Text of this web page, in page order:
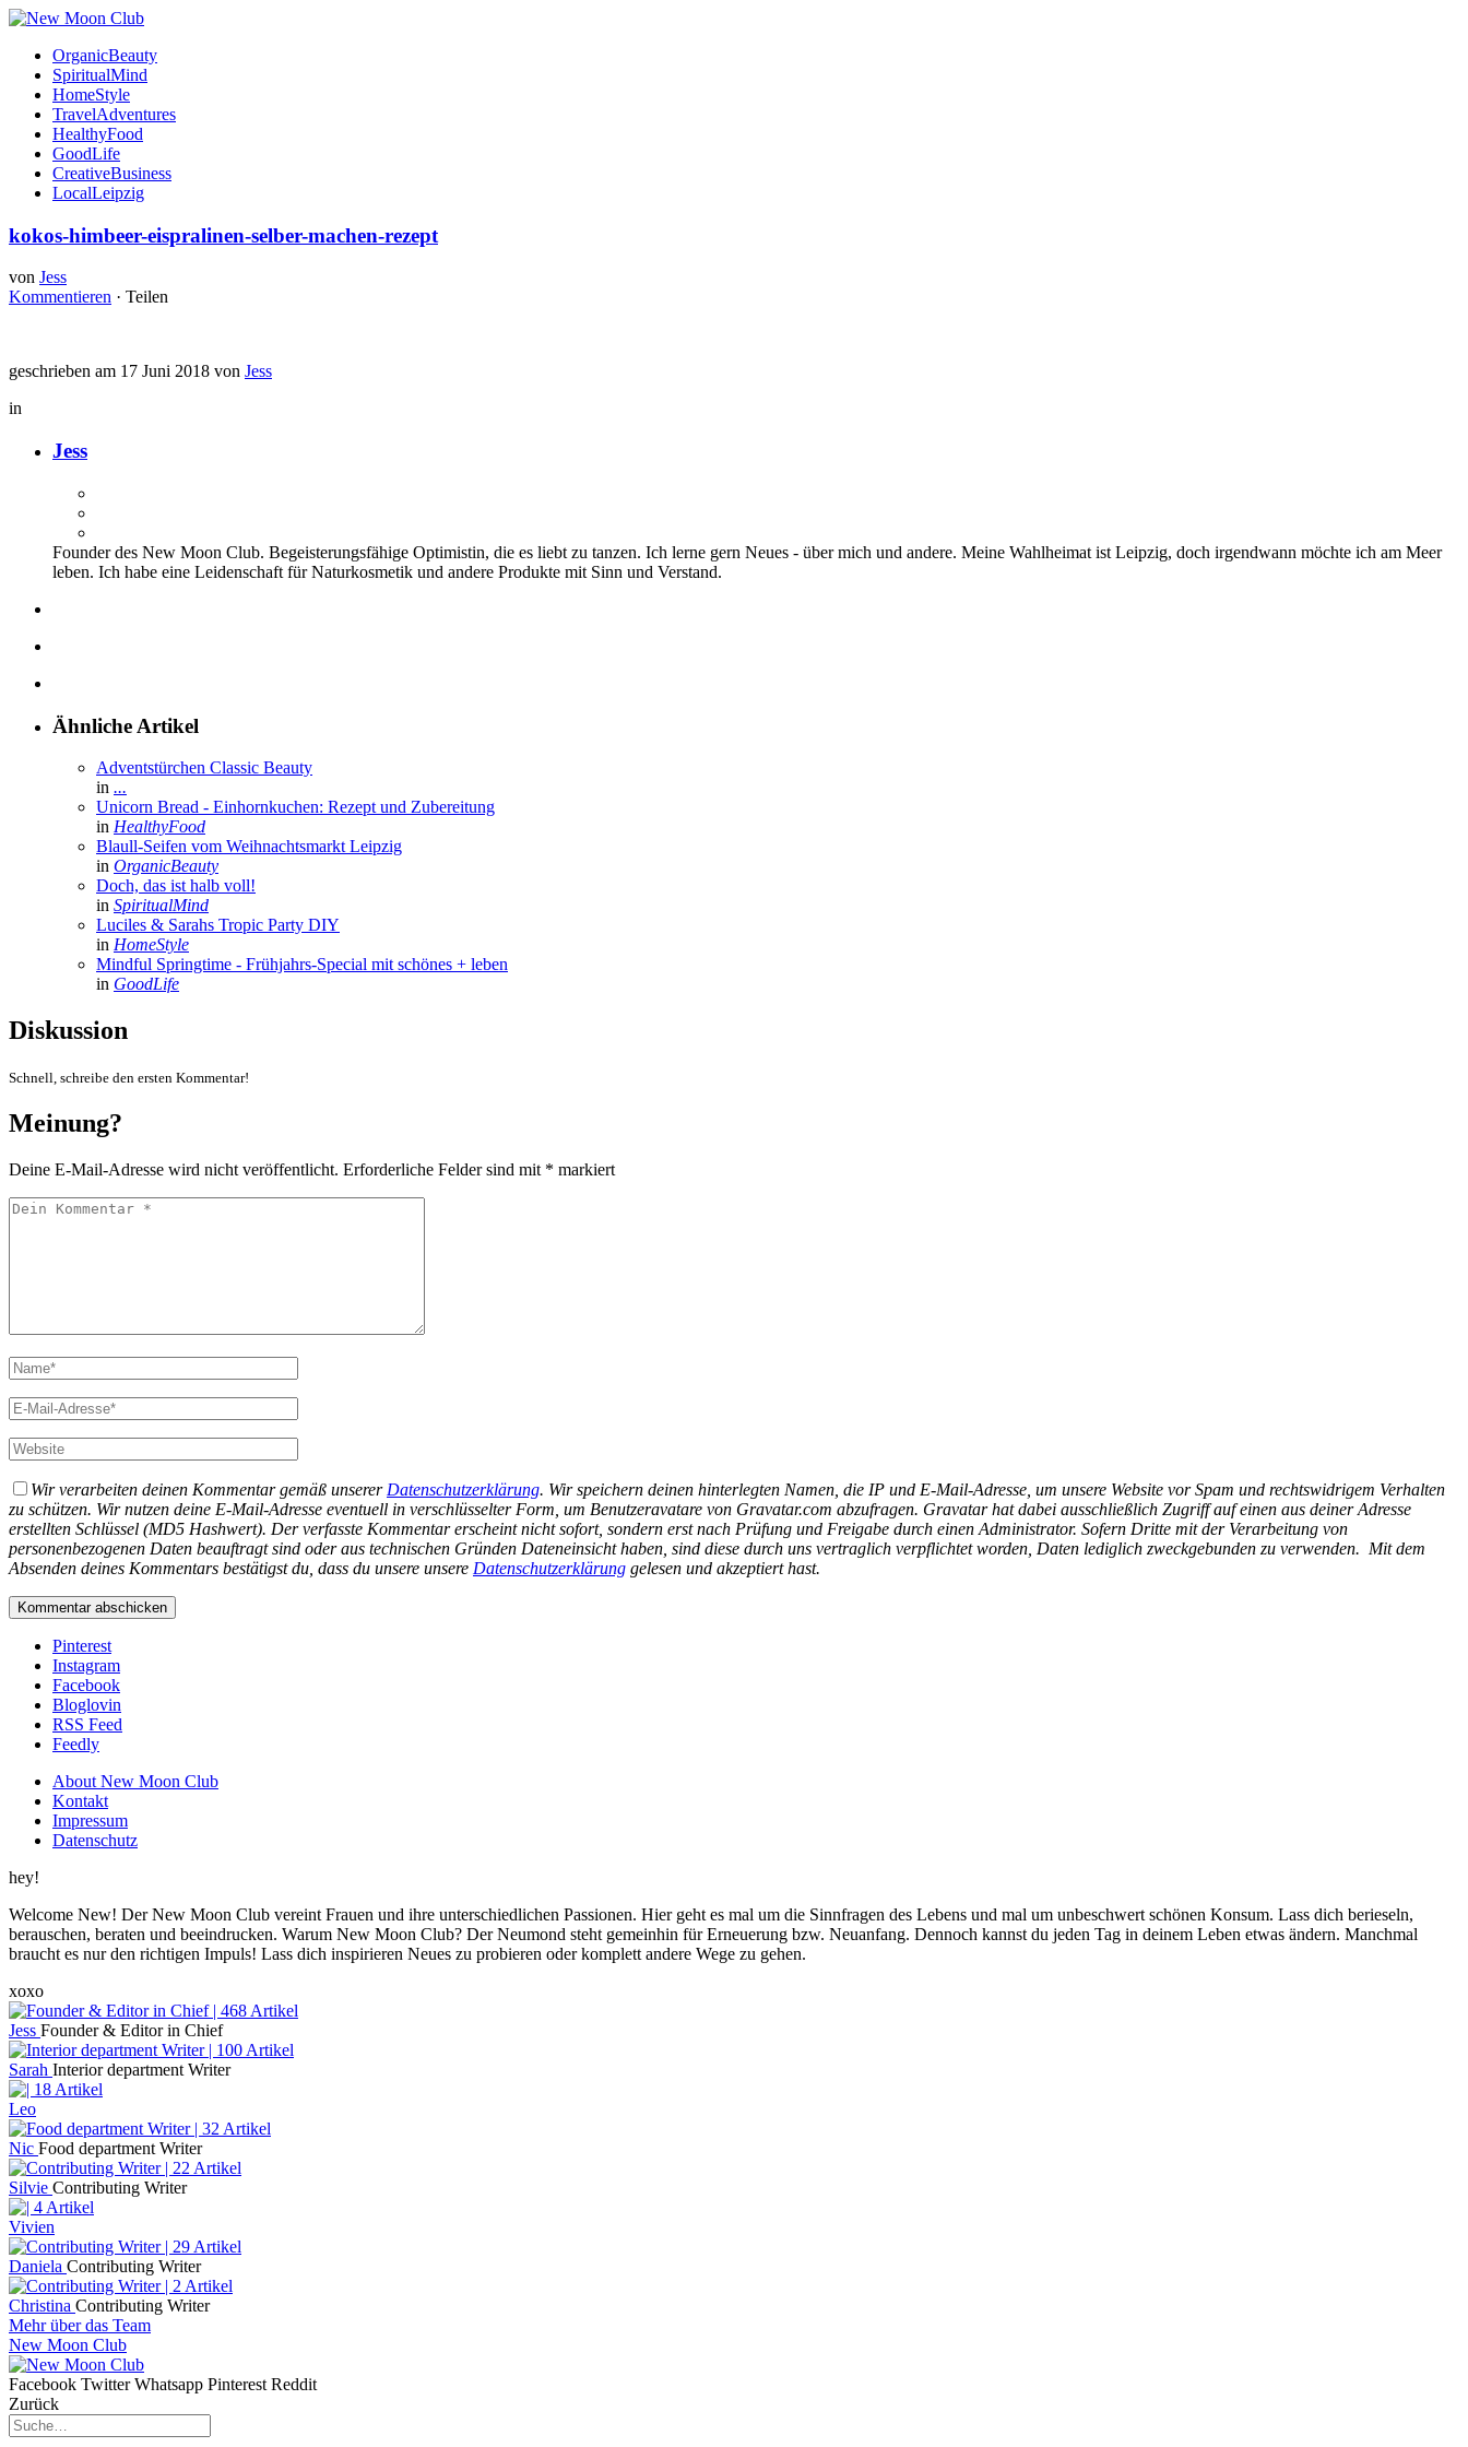
OrganicBeauty
SpiritualMind
HomeStyle
TravelAdventures
HealthyFood
GoodLife
CreativeBusiness
LocalLeipzig
kokos-himbeer-eispralinen-selber-machen-rezept
von Jess
Kommentieren · Teilen
geschrieben am 17 Juni 2018 von Jess
in
Jess
Founder des New Moon Club. Begeisterungsfähige Optimistin, die es liebt zu tanzen. Ich lerne gern Neues - über mich und andere. Meine Wahlheimat ist Leipzig, doch irgendwann möchte ich am Meer
leben. Ich habe eine Leidenschaft für Naturkosmetik und andere Produkte mit Sinn und Verstand.
Ähnliche Artikel
Adventstürchen Classic Beauty
in ...
Unicorn Bread - Einhornkuchen: Rezept und Zubereitung
in HealthyFood
Blaull-Seifen vom Weihnachtsmarkt Leipzig
in OrganicBeauty
Doch, das ist halb voll!
in SpiritualMind
Luciles & Sarahs Tropic Party DIY
in HomeStyle
Mindful Springtime - Frühjahrs-Special mit schönes + leben
in GoodLife
Diskussion
Schnell, schreibe den ersten Kommentar!
Meinung?
Deine E-Mail-Adresse wird nicht veröffentlicht. Erforderliche Felder sind mit * markiert
Wir verarbeiten deinen Kommentar gemäß unserer Datenschutzerklärung. Wir speichern deinen hinterlegten Namen, die IP und E-Mail-Adresse, um unsere Website vor Spam und rechtswidrigem Verhalten
zu schützen. Wir nutzen deine E-Mail-Adresse eventuell in verschlüsselter Form, um Benutzeravatare von Gravatar.com abzufragen. Gravatar hat dabei ausschließlich Zugriff auf einen aus deiner Adresse
erstellten Schlüssel (MD5 Hashwert). Der verfasste Kommentar erscheint nicht sofort, sondern erst nach Prüfung und Freigabe durch einen Administrator. Sofern Dritte mit der Verarbeitung von
personenbezogenen Daten beauftragt sind oder aus technischen Gründen Dateneinsicht haben, sind diese durch uns vertraglich verpflichtet worden, Daten lediglich zweckgebunden zu verwenden. Mit dem
Absenden deines Kommentars bestätigst du, dass du unsere unsere Datenschutzerklärung gelesen und akzeptiert hast.
Pinterest
Instagram
Facebook
Bloglovin
RSS Feed
Feedly
About New Moon Club
Kontakt
Impressum
Datenschutz
hey!
Welcome New! Der New Moon Club vereint Frauen und ihre unterschiedlichen Passionen. Hier geht es mal um die Sinnfragen des Lebens und mal um unbeschwert schönen Konsum. Lass dich berieseln,
berauschen, beraten und beeindrucken. Warum New Moon Club? Der Neumond steht gemeinhin für Erneuerung bzw. Neuanfang. Dennoch kannst du jeden Tag in deinem Leben etwas ändern. Manchmal
braucht es nur den richtigen Impuls! Lass dich inspirieren Neues zu probieren oder komplett andere Wege zu gehen.
xoxo
Jess Founder & Editor in Chief
Sarah Interior department Writer
Leo
Nic Food department Writer
Silvie Contributing Writer
Vivien
Daniela Contributing Writer
Christina Contributing Writer
Mehr über das Team
New Moon Club
Facebook Twitter Whatsapp Pinterest Reddit
Zurück